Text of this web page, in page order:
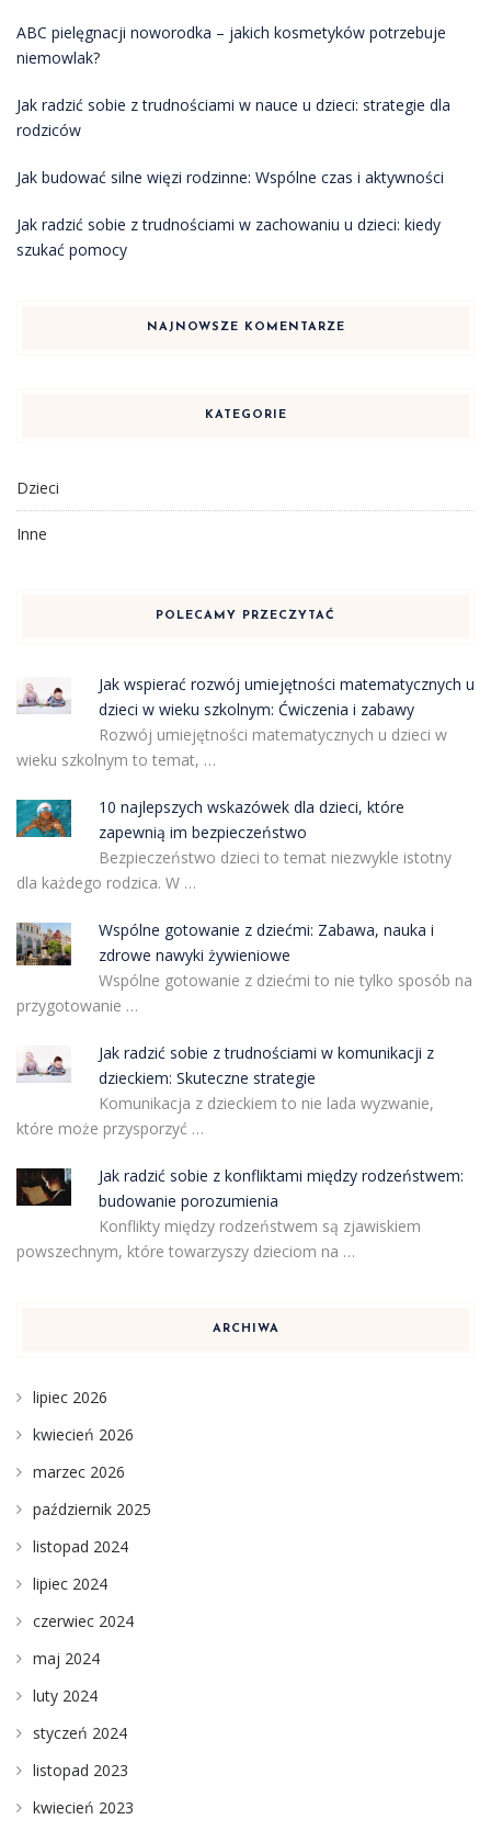
ABC pielęgnacji noworodka – jakich kosmetyków potrzebuje
niemowlak?
Jak radzić sobie z trudnościami w nauce u dzieci: strategie dla
rodziców
Jak budować silne więzi rodzinne: Wspólne czas i aktywności
Jak radzić sobie z trudnościami w zachowaniu u dzieci: kiedy
szukać pomocy
NAJNOWSZE KOMENTARZE
KATEGORIE
Dzieci
Inne
POLECAMY PRZECZYTAĆ
Jak wspierać rozwój umiejętności matematycznych u
dzieci w wieku szkolnym: Ćwiczenia i zabawy
Rozwój umiejętności matematycznych u dzieci w
wieku szkolnym to temat, …
10 najlepszych wskazówek dla dzieci, które
zapewnią im bezpieczeństwo
Bezpieczeństwo dzieci to temat niezwykle istotny
dla każdego rodzica. W …
Wspólne gotowanie z dziećmi: Zabawa, nauka i
zdrowe nawyki żywieniowe
Wspólne gotowanie z dziećmi to nie tylko sposób na
przygotowanie …
Jak radzić sobie z trudnościami w komunikacji z
dzieckiem: Skuteczne strategie
Komunikacja z dzieckiem to nie lada wyzwanie,
które może przysporzyć …
Jak radzić sobie z konfliktami między rodzeństwem:
budowanie porozumienia
Konflikty między rodzeństwem są zjawiskiem
powszechnym, które towarzyszy dzieciom na …
ARCHIWA
lipiec 2026
kwiecień 2026
marzec 2026
październik 2025
listopad 2024
lipiec 2024
czerwiec 2024
maj 2024
luty 2024
styczeń 2024
listopad 2023
kwiecień 2023